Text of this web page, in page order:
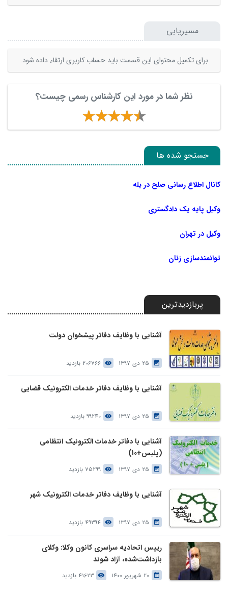
مسیریابی
برای تکمیل محتوای این قسمت باید حساب کاربری ارتقاء داده شود.
نظر شما در مورد این کارشناس رسمی چیست؟
جستجو شده ها
کانال اطلاع رسانی صلح در بله
وکیل پایه یک دادگستری
وکیل در تهران
توانمندسازی زنان
پربازدیدترین
آشنایی با وظایف دفاتر پیشخوان دولت
25 دی 1397 206766 بازدید
آشنایی با وظایف دفاتر خدمات الکترونیک قضایی
25 دی 1397 99240 بازدید
آشنایی با دفاتر خدمات الکترونیک انتظامی
(پلیس+10)
25 دی 1397 75299 بازدید
آشنایی با وظایف دفاتر خدمات الکترونیک شهر
25 دی 1397 49394 بازدید
رییس اتحادیه سراسری کانون وکلا: وکلای
بازداشت‌شده، آزاد شوند
20 شهریور 1400 41623 بازدید